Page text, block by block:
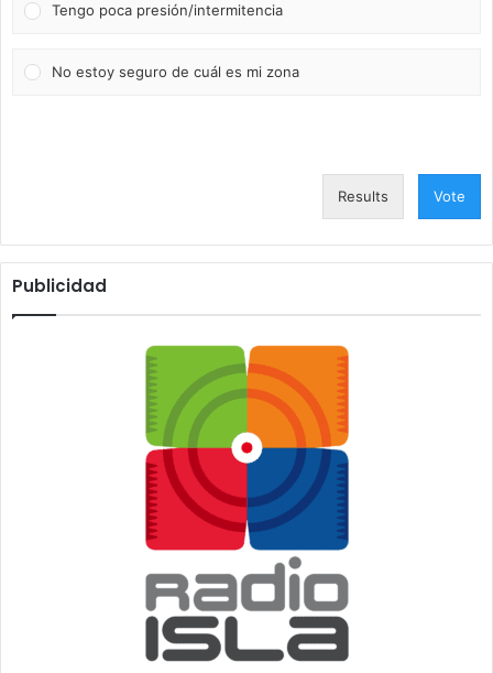
Tengo poca presión/intermitencia
No estoy seguro de cuál es mi zona
Results Vote
Publicidad